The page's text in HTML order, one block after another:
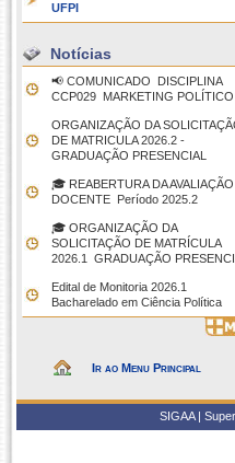
UFPI
Notícias
📢 COMUNICADO  DISCIPLINA
CCP029  MARKETING POLÍTICO
ORGANIZAÇÃO DA
DE MATRICULA 2026.2 -
GRADUAÇÃO PRESENCIAL
🎓 REABERTURA DA AVALIAÇÃO
DOCENTE  Período 2025.2
🎓 ORGANIZAÇÃO DA
SOLICITAÇÃO DE MATRÍCULA
2026.1  GRADUAÇÃO
Edital de Monitoria 2026.1 
Bacharelado em Ciência Política
Ir ao Menu Principal
SIGAA |